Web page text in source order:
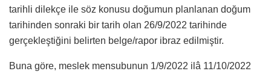
tarihli dilekçe ile söz konusu doğumun planlanan doğum
tarihinden sonraki bir tarih olan 26/9/2022 tarihinde
gerçekleştiğini belirten belge/rapor ibraz edilmiştir.
Buna göre, meslek mensubunun 1/9/2022 ilâ 11/10/2022